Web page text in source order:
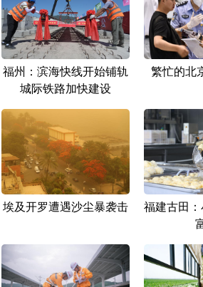
福州：滨海快线开始铺轨
城际铁路加快建设
繁忙的北
埃及开罗遭遇沙尘暴袭击
福建古田